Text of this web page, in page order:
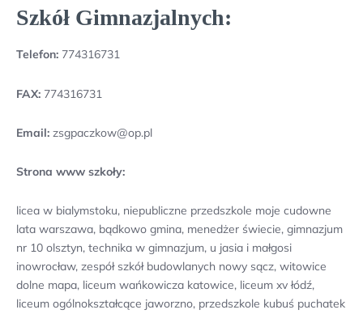
Szkół Gimnazjalnych:
Telefon: 774316731
FAX: 774316731
Email: zsgpaczkow@op.pl
Strona www szkoły:
licea w bialymstoku, niepubliczne przedszkole moje cudowne
lata warszawa, bądkowo gmina, menedżer świecie, gimnazjum
nr 10 olsztyn, technika w gimnazjum, u jasia i małgosi
inowrocław, zespół szkół budowlanych nowy sącz, witowice
dolne mapa, liceum wańkowicza katowice, liceum xv łódź,
liceum ogólnokształcące jaworzno, przedszkole kubuś puchatek